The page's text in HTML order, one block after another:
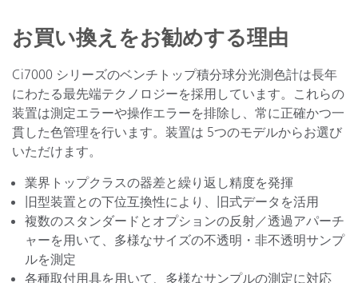
お買い換えをお勧めする理由
Ci7000 シリーズのベンチトップ積分球分光測色計は長年
にわたる最先端テクノロジーを採用しています。これらの
装置は測定エラーや操作エラーを排除し、常に正確かつ一
貫した色管理を行います。装置は 5つのモデルからお選び
いただけます。
業界トップクラスの器差と繰り返し精度を発揮
旧型装置との下位互換性により、旧式データを活用
複数のスタンダードとオプションの反射／透過アパーチ
ャーを用いて、多様なサイズの不透明・非不透明サンプ
ルを測定
各種取付用具を用いて、多様なサンプルの測定に対応